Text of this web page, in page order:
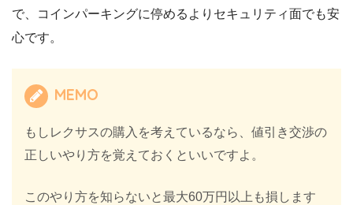
で、コインパーキングに停めるよりセキュリティ面でも安
心です。
MEMO
もしレクサスの購入を考えているなら、値引き交渉の
正しいやり方を覚えておくといいですよ。
このやり方を知らないと最大60万円以上も損します